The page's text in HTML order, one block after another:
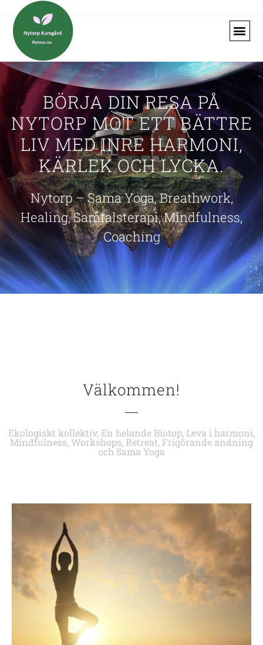
BÖRJA DIN RESA PÅ
NYTORP MOT ETT BÄTTRE
LIV MED INRE HARMONI,
KÄRLEK OCH LYCKA.
Nytorp – Sama Yoga, Breathwork,
Healing, Samtalsterapi, Mindfulness,
Coaching
Välkommen!
Ekologiskt kollektiv, En helande Biotop, Leva i harmoni,
Mindfulness, Workshops, Retreat, Frigörande andning
och Sama Yoga